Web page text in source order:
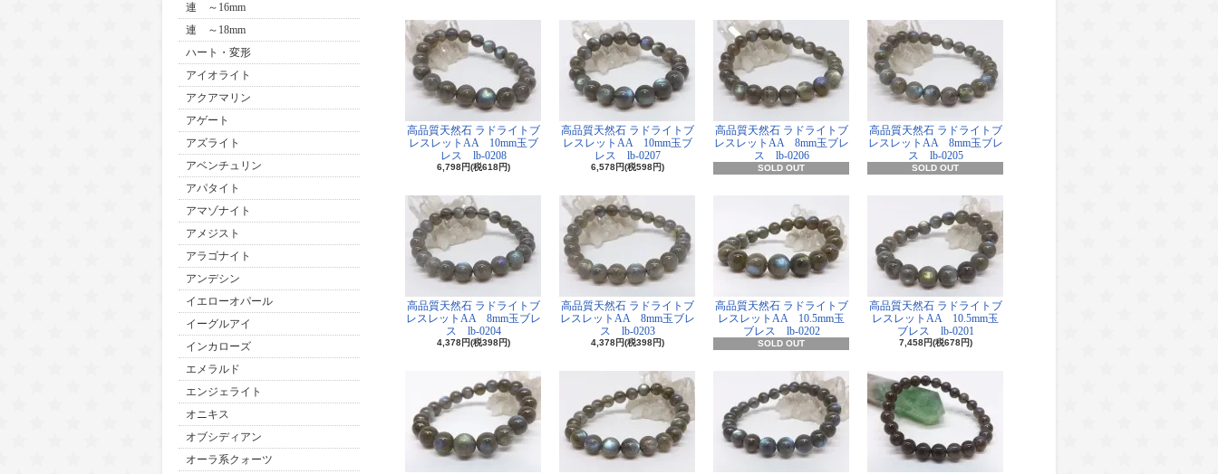
連 ～16mm
連 ～18mm
ハート・変形
アイオライト
アクアマリン
アゲート
アズライト
アベンチュリン
アパタイト
アマゾナイト
アメジスト
アラゴナイト
アンデシン
イエローオパール
イーグルアイ
インカローズ
エメラルド
エンジェライト
オニキス
オブシディアン
オーラ系クォーツ
高品質天然石 ラドライトブ
レスレットAA 10mm玉ブ
レス lb-0208
6,798円(税618円)
高品質天然石 ラドライトブ
レスレットAA 10mm玉ブ
レス lb-0207
6,578円(税598円)
高品質天然石 ラドライトブ
レスレットAA 8mm玉ブレ
ス lb-0206
SOLD OUT
高品質天然石 ラドライトブ
レスレットAA 8mm玉ブレ
ス lb-0205
SOLD OUT
高品質天然石 ラドライトブ
レスレットAA 8mm玉ブレ
ス lb-0204
4,378円(税398円)
高品質天然石 ラドライトブ
レスレットAA 8mm玉ブレ
ス lb-0203
4,378円(税398円)
高品質天然石 ラドライトブ
レスレットAA 10.5mm玉
ブレス lb-0202
SOLD OUT
高品質天然石 ラドライトブ
レスレットAA 10.5mm玉
ブレス lb-0201
7,458円(税678円)